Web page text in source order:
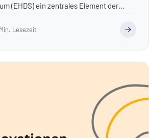
(EHDS) ein zentrales Element der
Lesezeit